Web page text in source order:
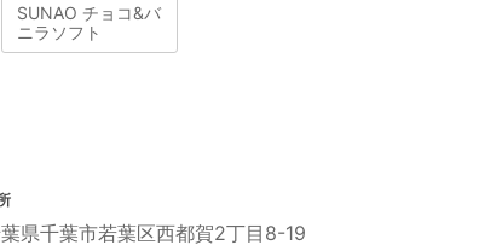
SUNAO チョコ&バ
ニラソフト
県千葉市若葉区西都賀2丁目8-19